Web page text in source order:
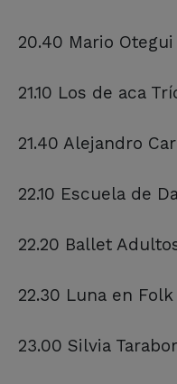
20.40 Mario Otegui
21.10 Los de aca
21.40 Alejandro
22.10 Escuela de
22.20 Ballet
22.30 Luna en Folk
23.00 Silvia